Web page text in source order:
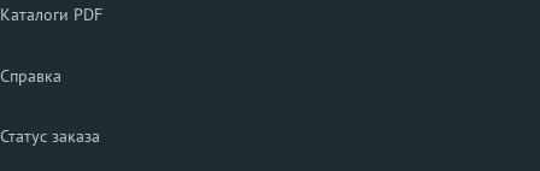
Каталоги PDF
Справка
Статус заказа